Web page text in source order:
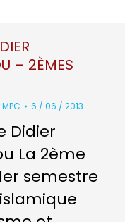
– 2ÈMES
MPC 6 / 06 / 2013
Didier
La 2ème
semestre